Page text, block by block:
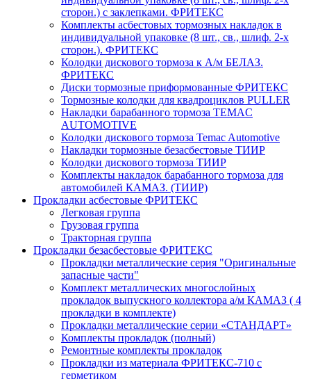
сторон.) c заклепками. ФРИТЕКС
Комплекты асбестовых тормозных накладок в
индивидуальной упаковке (8 шт., св., шлиф. 2-х
сторон.). ФРИТЕКС
Колодки дискового тормоза к А/м БЕЛАЗ.
ФРИТЕКС
Диски тормозные приформованные ФРИТЕКС
Тормозные колодки для квадроциклов PULLER
Накладки барабанного тормоза TEMAC
AUTOMOTIVE
Колодки дискового тормоза Temac Automotive
Накладки тормозные безасбестовые ТИИР
Колодки дискового тормоза ТИИР
Комплекты накладок барабанного тормоза для
автомобилей КАМАЗ. (ТИИР)
Прокладки асбестовые ФРИТЕКС
Легковая группа
Грузовая группа
Тракторная группа
Прокладки безасбестовые ФРИТЕКС
Прокладки металлические серия "Оригинальные
запасные части"
Комплект металлических многослойных
прокладок выпускного коллектора а/м КАМАЗ ( 4
прокладки в комплекте)
Прокладки металлические серии «СТАНДАРТ»
Комплекты прокладок (полный)
Ремонтные комплекты прокладок
Прокладки из материала ФРИТЕКС-710 с
герметиком